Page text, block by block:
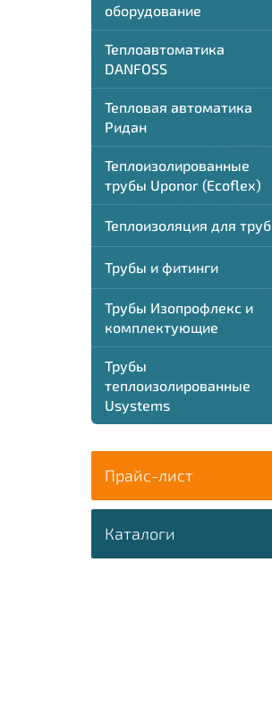
оборудование
Теплоавтоматика
DANFOSS
Тепловая автоматика
Ридан
Теплоизолированные
трубы Uponor (Ecoflex)
Теплоизоляция для труб
Трубы и фитинги
Трубы Изопрофлекс и
комплектующие
Трубы
теплоизолированные
Usystems
Прайс-лист
Каталоги